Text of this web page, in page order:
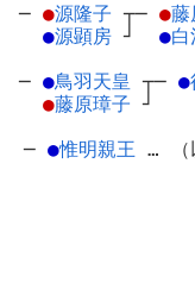
─ ●源隆子 ┬
●源顕房 ┘
─ ●藤
●白
─ ●鳥羽天皇 ┬
●藤原璋子 ┘
─ ●
─ ●惟明親王 … （